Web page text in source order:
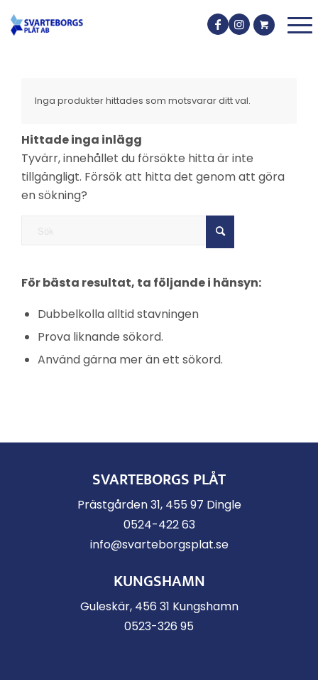
Inga produkter hittades som motsvarar ditt val.
Hittade inga inlägg
Tyvärr, innehållet du försökte hitta är inte
tillgängligt. Försök att hitta det genom att göra
en sökning?
För bästa resultat, ta följande i hänsyn:
Dubbelkolla alltid stavningen
Prova liknande sökord.
Använd gärna mer än ett sökord.
SVARTEBORGS PLÅT
Prästgården 31, 455 97 Dingle
0524-422 63
info@svarteborgsplat.se
KUNGSHAMN
Guleskär, 456 31 Kungshamn
0523-326 95